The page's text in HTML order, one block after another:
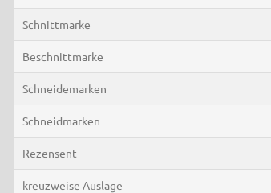
Schnittmarke
Beschnittmarke
Schneidemarken
Schneidmarken
Rezensent
kreuzweise Auslage